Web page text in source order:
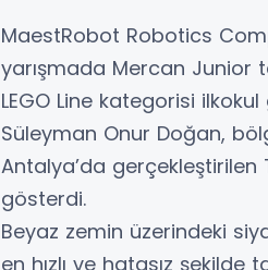
MaestRobot Robotics
yarışmada Mercan Junior
LEGO Line kategorisi
Süleyman Onur Doğan,
Antalya’da gerçekleştirilen
gösterdi.
Beyaz zemin üzerindeki
en hızlı ve hatasız